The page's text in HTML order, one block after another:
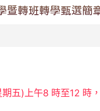
轉班轉學甄選簡
五)上午8 時至12 時